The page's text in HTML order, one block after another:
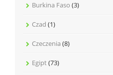
Burkina Faso (3)
Czad (1)
Czeczenia (8)
Egipt(73)